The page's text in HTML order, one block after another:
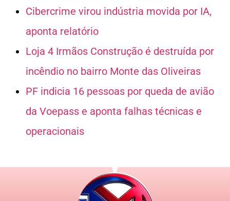
Cibercrime virou indústria movida por IA,
aponta relatório
Loja 4 Irmãos Construção é destruída por
incêndio no bairro Monte das Oliveiras
PF indicia 16 pessoas por queda de avião
da Voepass e aponta falhas técnicas e
operacionais